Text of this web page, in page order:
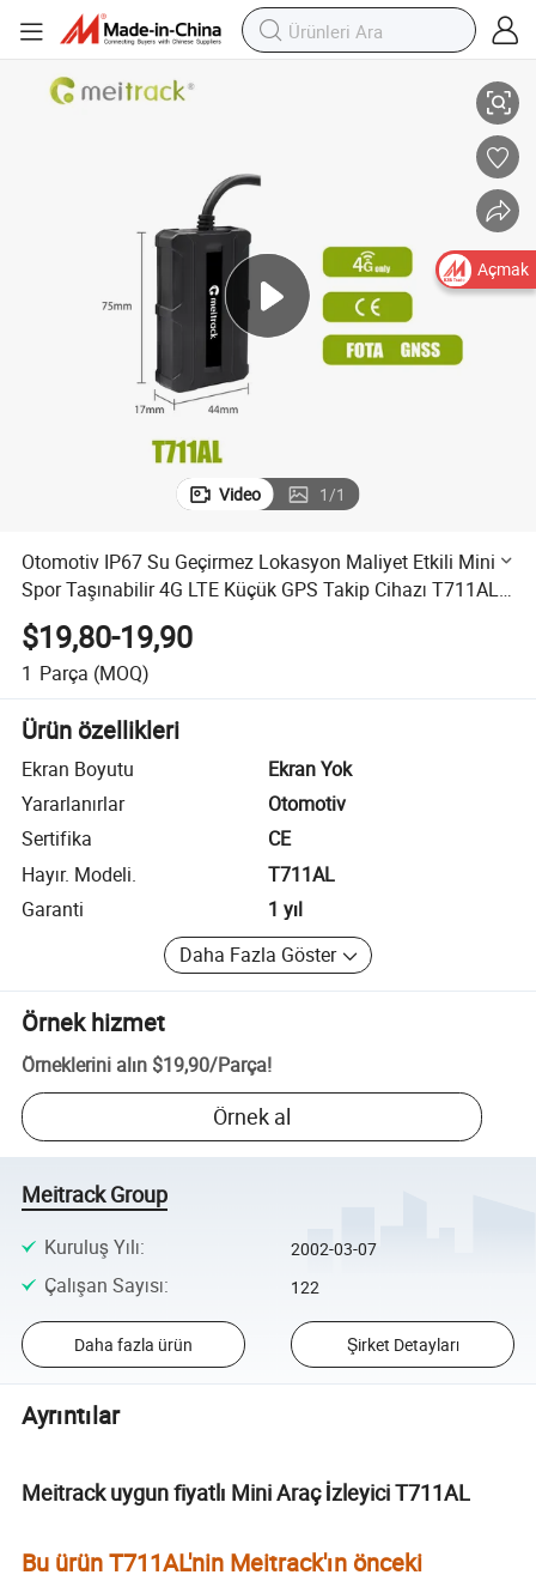
Video 1/1
Otomotiv IP67 Su Geçirmez Lokasyon Maliyet Etkili Mini
Spor Taşınabilir 4G LTE Küçük GPS Takip Cihazı T711AL
Araçlar için
$19,80-19,90
1 Parça (MOQ)
Ürün özellikleri
Ekran Boyutu
Ekran Yok
Yararlanırlar
Otomotiv
Sertifika
CE
Hayır. Modeli.
T711AL
Garanti
1 yıl
Daha Fazla Göster
Örnek hizmet
Örneklerini alın $19,90/Parça!
Örnek al
Meitrack Group
Kuruluş Yılı: 2002-03-07
Çalışan Sayısı: 122
Daha fazla ürün Şirket Detayları
Ayrıntılar
Meitrack uygun fiyatlı Mini Araç İzleyici T711AL
Bu ürün T711AL'nin Meitrack'ın önceki
Açmak